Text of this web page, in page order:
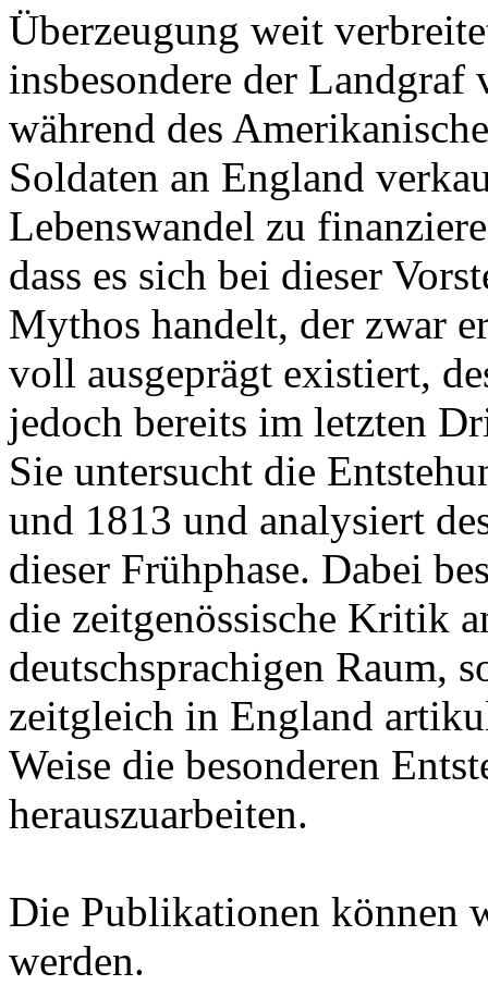
Überzeugung weit
insbesondere der Landgraf
während des
Soldaten an England
Lebenswandel zu
dass es sich bei dieser
Mythos handelt, der zwar
voll ausgeprägt existiert,
jedoch bereits im letzten
Sie untersucht die
und 1813 und analysiert
dieser Frühphase. Dabei
die zeitgenössische Kritik
deutschsprachigen Raum,
zeitgleich in England
Weise die besonderen
herauszuarbeiten.
Die Publikationen können
werden.